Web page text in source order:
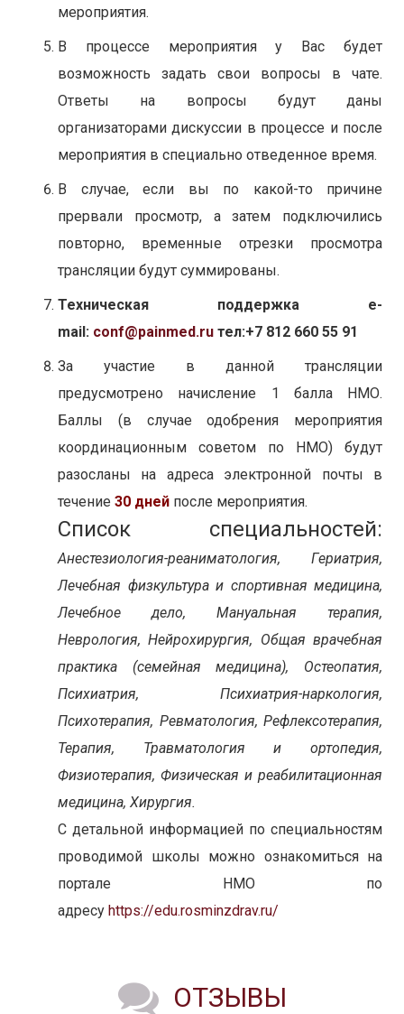
мероприятия.
В процессе мероприятия у Вас будет
возможность задать свои вопросы в чате.
Ответы на вопросы будут даны
организаторами дискуссии в процессе и после
мероприятия в специально отведенное время.
В случае, если вы по какой-то причине
прервали просмотр, а затем подключились
повторно, временные отрезки просмотра
трансляции будут суммированы.
Техническая поддержка e-
mail: conf@painmed.ru тел:+7 812 660 55 91
За участие в данной трансляции
предусмотрено начисление 1 балла НМО.
Баллы (в случае одобрения мероприятия
координационным советом по НМО) будут
разосланы на адреса электронной почты в
течение 30 дней после мероприятия.
Список специальностей:
Анестезиология-реаниматология, Гериатрия,
Лечебная физкультура и спортивная медицина,
Лечебное дело, Мануальная терапия,
Неврология, Нейрохирургия, Общая врачебная
практика (семейная медицина), Остеопатия,
Психиатрия, Психиатрия-наркология,
Психотерапия, Ревматология, Рефлексотерапия,
Терапия, Травматология и ортопедия,
Физиотерапия, Физическая и реабилитационная
медицина, Хирургия.
С детальной информацией по специальностям
проводимой школы можно ознакомиться на
портале НМО по
адресу https://edu.rosminzdrav.ru/
ОТЗЫВЫ